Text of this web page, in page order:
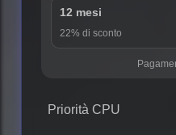
12 mesi
22% di sconto
Priorità CPU